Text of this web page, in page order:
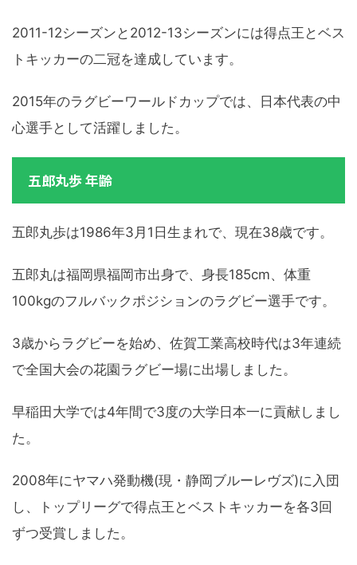
2011-12シーズンと2012-13シーズンには得点王とベス
トキッカーの二冠を達成しています。
2015年のラグビーワールドカップでは、日本代表の中
心選手として活躍しました。
五郎丸歩 年齢
五郎丸歩は1986年3月1日生まれで、現在38歳です。
五郎丸は福岡県福岡市出身で、身長185cm、体重
100kgのフルバックポジションのラグビー選手です。
3歳からラグビーを始め、佐賀工業高校時代は3年連続
で全国大会の花園ラグビー場に出場しました。
早稲田大学では4年間で3度の大学日本一に貢献しまし
た。
2008年にヤマハ発動機(現・静岡ブルーレヴズ)に入団
し、トップリーグで得点王とベストキッカーを各3回
ずつ受賞しました。